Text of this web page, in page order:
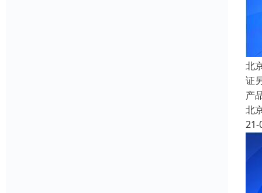
北
证
产
北
21-